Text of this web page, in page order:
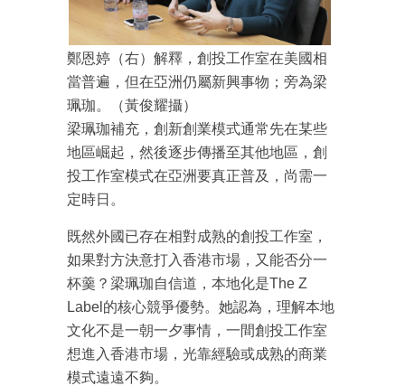
鄭恩婷（右）解釋，創投工作室在美國相
當普遍，但在亞洲仍屬新興事物；旁為梁
珮珈。（黃俊耀攝）
梁珮珈補充，創新創業模式通常先在某些
地區崛起，然後逐步傳播至其他地區，創
投工作室模式在亞洲要真正普及，尚需一
定時日。
既然外國已存在相對成熟的創投工作室，
如果對方決意打入香港市場，又能否分一
杯羹？梁珮珈自信道，本地化是The Z
Label的核心競爭優勢。她認為，理解本地
文化不是一朝一夕事情，一間創投工作室
想進入香港市場，光靠經驗或成熟的商業
模式遠遠不夠。